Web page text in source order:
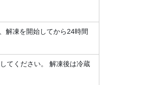
解凍を開始してから24時間
てください。 解凍後は冷蔵